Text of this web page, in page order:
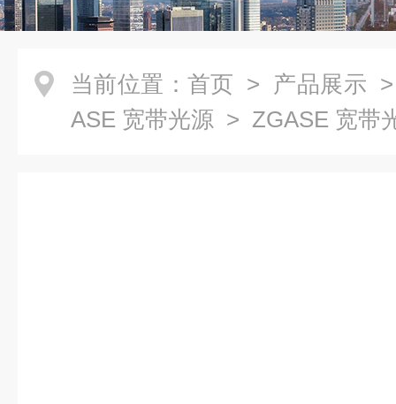
当前位置： 首页 > 产品展示
ASE 宽带光源 > ZGASE 宽带